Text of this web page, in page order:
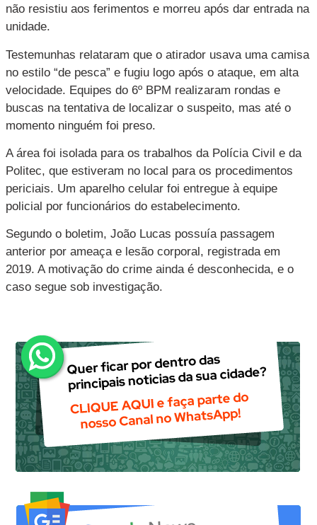
não resistiu aos ferimentos e morreu após dar entrada na
unidade.
Testemunhas relataram que o atirador usava uma camisa
no estilo “de pesca” e fugiu logo após o ataque, em alta
velocidade. Equipes do 6º BPM realizaram rondas e
buscas na tentativa de localizar o suspeito, mas até o
momento ninguém foi preso.
A área foi isolada para os trabalhos da Polícia Civil e da
Politec, que estiveram no local para os procedimentos
periciais. Um aparelho celular foi entregue à equipe
policial por funcionários do estabelecimento.
Segundo o boletim, João Lucas possuía passagem
anterior por ameaça e lesão corporal, registrada em
2019. A motivação do crime ainda é desconhecida, e o
caso segue sob investigação.